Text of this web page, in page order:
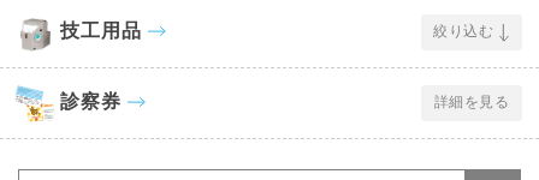
技工用品 絞り込む
診察券 詳細を見る